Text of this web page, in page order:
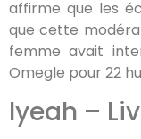
affirme que les
que cette
femme avait
Omegle pour 22
Iyeah –